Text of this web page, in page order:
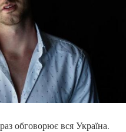
обговорює вся Україна.